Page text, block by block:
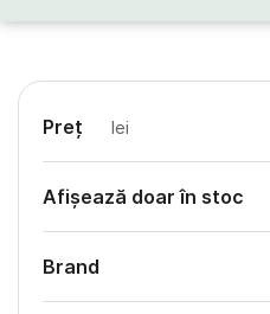
Preț lei
Afișează doar în stoc
Brand